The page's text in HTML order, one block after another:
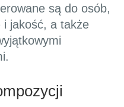
są do osób,
i jakość, a także